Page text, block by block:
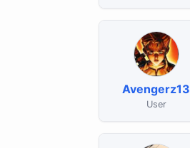
Avengerz13
User